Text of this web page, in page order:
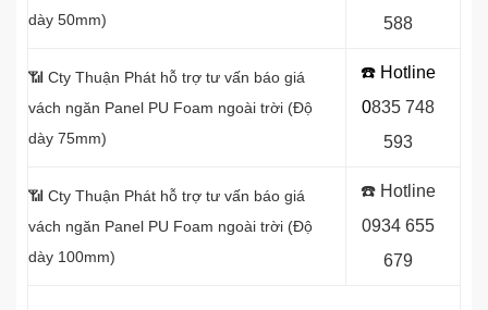
dày 50mm)
588
📶 Cty Thuận Phát hỗ trợ tư vấn báo giá
vách ngăn Panel PU Foam ngoài trời (Độ
dày 75mm)
☎️ Hotline
0835 748
593
📶 Cty Thuận Phát hỗ trợ tư vấn báo giá
vách ngăn Panel PU Foam ngoài trời (Độ
dày 100mm)
☎️ Hotline
0934 655
679